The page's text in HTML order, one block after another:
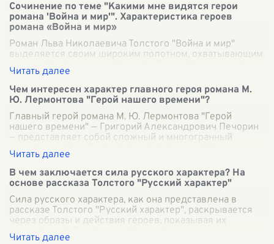
Сочинение по теме "Какими мне видятся герои
романа 'Война и мир'". Характеристика героев
романа «Война и мир»
Роман Льва Николаевича Толстого "Война и мир"
выделяется своим широким полотном, охватывающим
множество персонажей, каждый из которых наделен
уникальными чертами и судьбами. Понима
Чем интересен характер главного героя романа М.
Ю. Лермонтова "Герой нашего времени"?
Главный герой романа М. Ю. Лермонтова "Герой
нашего времени" — Григорий Александрович Печорин
— представляет собой сложный и многогранный
характер, который пленяет читателя своей п
В чем заключается сила русского характера? На
основе рассказа Толстого "Русский характер"
Сила русского характера, как она представлена в
рассказе Толстого "Русский характер", раскрывается
через образы и действия героев, показывая их
мужество, стойкость и глубокую духов